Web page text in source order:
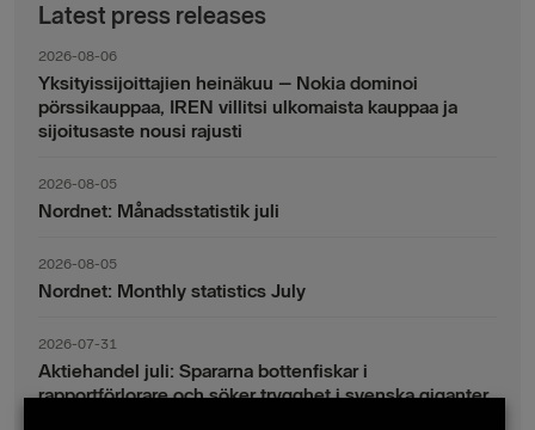
Latest press releases
2026-08-06
Yksityissijoittajien heinäkuu – Nokia dominoi
pörssikauppaa, IREN villitsi ulkomaista kauppaa ja
sijoitusaste nousi rajusti
2026-08-05
Nordnet: Månadsstatistik juli
2026-08-05
Nordnet: Monthly statistics July
2026-07-31
Aktiehandel juli: Spararna bottenfiskar i
rapportförlorare och söker trygghet i svenska giganter